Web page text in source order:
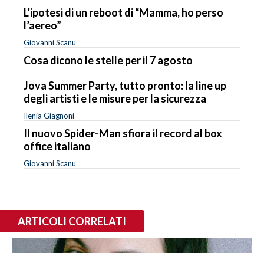
L’ipotesi di un reboot di “Mamma, ho perso
l’aereo”
Giovanni Scanu
Cosa dicono le stelle per il 7 agosto
Jova Summer Party, tutto pronto: la line up
degli artisti e le misure per la sicurezza
Ilenia Giagnoni
Il nuovo Spider-Man sfiora il record al box
office italiano
Giovanni Scanu
ARTICOLI CORRELATI